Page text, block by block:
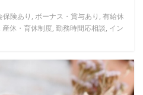
険あり, ボーナス・賞与あり, 有給休
休・育休制度, 勤務時間応相談, イン